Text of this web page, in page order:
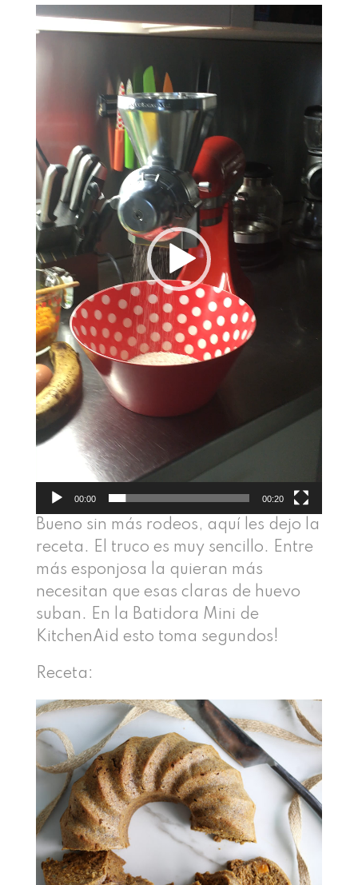
Reproductor
de
00:00 00:20
Bueno sin más rodeos, aquí les dejo la
receta. El truco es muy sencillo. Entre
más esponjosa la quieran más
necesitan que esas claras de huevo
suban. En la Batidora Mini de
KitchenAid esto toma segundos!
Receta: